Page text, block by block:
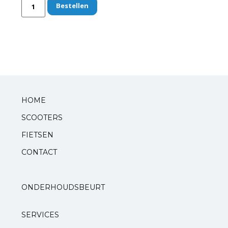
Sloten
Spiegels
Startmotoren en kickstarters
Uitlaten
Bestellen
HOME
SCOOTERS
FIETSEN
CONTACT
ONDERHOUDSBEURT
SERVICES